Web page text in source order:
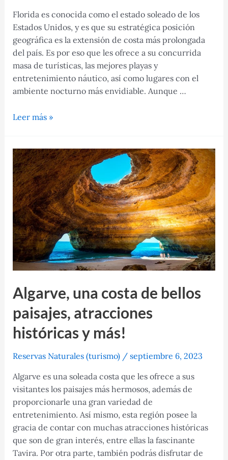
Florida es conocida como el estado soleado de los
Estados Unidos, y es que su estratégica posición
geográfica es la extensión de costa más prolongada
del país. Es por eso que les ofrece a su concurrida
masa de turísticas, las mejores playas y
entretenimiento náutico, así como lugares con el
ambiente nocturno más envidiable. Aunque …
Florida,
de
playas
y
entretenimiento
en
Estados
Unidos
Leer más »
Algarve, una costa de bellos
paisajes, atracciones
históricas y más!
Reservas Naturales (turismo)/ septiembre 6, 2023
Algarve es una soleada costa que les ofrece a sus
visitantes los paisajes más hermosos, además de
proporcionarle una gran variedad de
entretenimiento. Así mismo, esta región posee la
gracia de contar con muchas atracciones históricas
que son de gran interés, entre ellas la fascinante
Tavira. Por otra parte, también podrás disfrutar de